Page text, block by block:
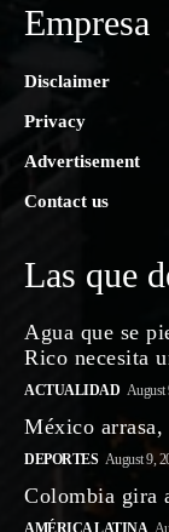
Empresa
Disclaimer
Privacy
Advertisement
Contact us
Las que
Agua que se
Rico necesita
ACTUALIDAD August
México arrasa,
DEPORTES August 9,
Colombia gira
AMÉRICA LATINA